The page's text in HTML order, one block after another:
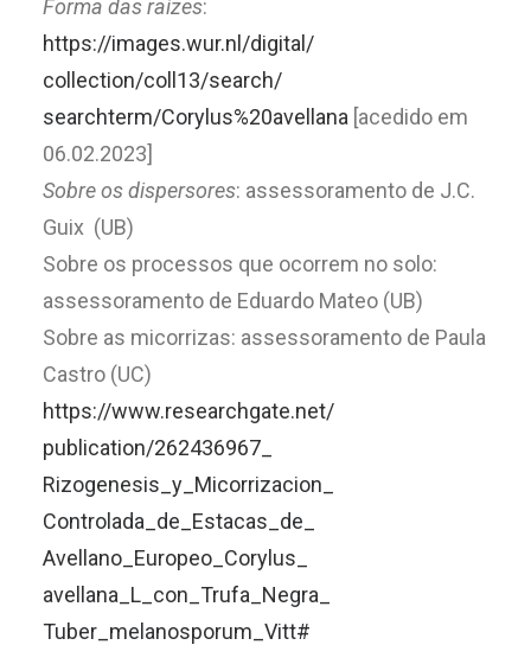
Forma das raízes:
https://images.wur.nl/digital/
collection/coll13/search/
searchterm/Corylus%20avellana [acedido em
06.02.2023]
Sobre os dispersores: assessoramento de J.C.
Guix (UB)
Sobre os processos que ocorrem no solo:
assessoramento de Eduardo Mateo (UB)
Sobre as micorrizas: assessoramento de Paula
Castro (UC)
https://www.researchgate.net/
publication/262436967_
Rizogenesis_y_Micorrizacion_
Controlada_de_Estacas_de_
Avellano_Europeo_Corylus_
avellana_L_con_Trufa_Negra_
Tuber_melanosporum_Vitt#